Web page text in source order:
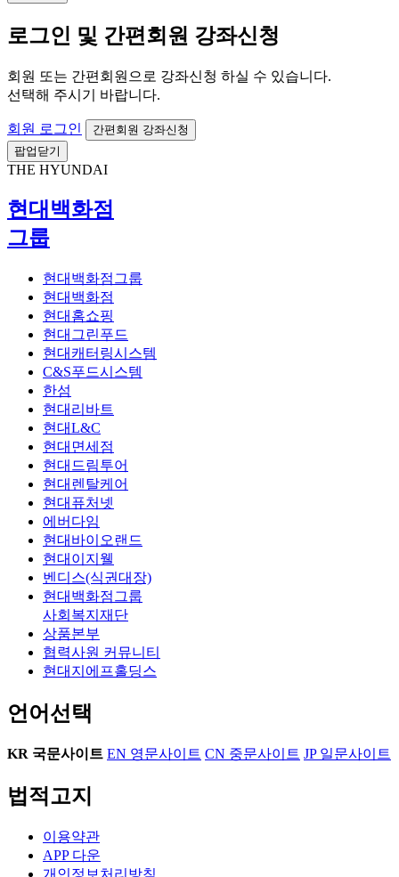
로그인 및 간편회원 강좌신청
회원 또는 간편회원으로 강좌신청 하실 수 있습니다.
선택해 주시기 바랍니다.
회원 로그인
간편회원 강좌신청
팝업닫기
THE HYUNDAI
현대백화점
그룹
현대백화점그룹
현대백화점
현대홈쇼핑
현대그린푸드
현대캐터링시스템
C&S푸드시스템
한섬
현대리바트
현대L&C
현대면세점
현대드림투어
현대렌탈케어
현대퓨처넷
에버다임
현대바이오랜드
현대이지웰
벤디스(식권대장)
현대백화점그룹
사회복지재단
상품본부
협력사원 커뮤니티
현대지에프홀딩스
언어선택
KR 국문사이트 EN 영문사이트 CN 중문사이트 JP일문사이트
법적고지
이용약관
APP 다운
개인정보처리방침